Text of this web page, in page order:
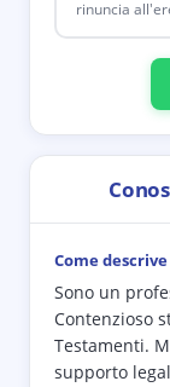
rinuncia
Come
Sono un
Contenzioso
Testamenti.
supporto